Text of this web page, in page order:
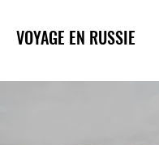
VOYAGE EN RUSSIE